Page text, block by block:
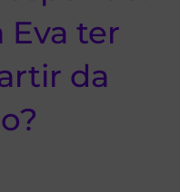
Eva ter
da